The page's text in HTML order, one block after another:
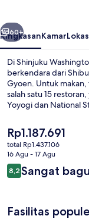
Berikutnya
60+
RingkasanKamar
Di Shinjuku
berkendara dari
Gyoen. Untuk
salah satu 15
Yoyogi dan National
transportasi umum:
Shinsen-Shinjuku
Harga
saat
ini
Rp1.187.691
Rp1.187.691
total Rp1.437.106
16 Agu - 17 Agu
Ulasan
8,28,2 dari 10
Sangat
Fasilitas